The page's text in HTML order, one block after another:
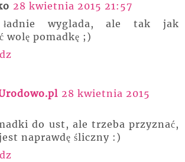
28 kwietnia 2015 21:57
ładnie wyglada, ale tak jak
wolę pomadkę ;)
28 kwietnia 2015
do ust, ale trzeba przyznać,
naprawdę śliczny :)